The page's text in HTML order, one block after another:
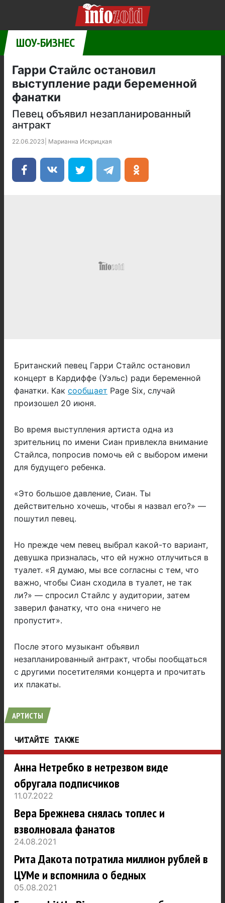
ШОУ-БИЗНЕС
Гарри Стайлс остановил
выступление ради беременной
фанатки
Певец объявил незапланированный
антракт
22.06.2023 Марианна Искрицкая
Британский певец Гарри Стайлс остановил
концерт в Кардиффе (Уэльс) ради беременной
фанатки. Как сообщает Page Six, случай
произошел 20 июня.
Во время выступления артиста одна из
зрительниц по имени Сиан привлекла внимание
Стайлса, попросив помочь ей с выбором имени
для будущего ребенка.
«Это большое давление, Сиан. Ты
действительно хочешь, чтобы я назвал его?» —
пошутил певец.
Но прежде чем певец выбрал какой-то вариант,
девушка призналась, что ей нужно отлучиться в
туалет. «Я думаю, мы все согласны с тем, что
важно, чтобы Сиан сходила в туалет, не так
ли?» — спросил Стайлс у аудитории, затем
заверил фанатку, что она «ничего не
пропустит».
После этого музыкант объявил
незапланированный антракт, чтобы пообщаться
с другими посетителями концерта и прочитать
их плакаты.
АРТИСТЫ
ЧИТАЙТЕ ТАКЖЕ
Анна Нетребко в нетрезвом виде
обругала подписчиков
11.07.2022
Вера Брежнева снялась топлес и
взволновала фанатов
24.08.2021
Рита Дакота потратила миллион рублей в
ЦУМе и вспомнила о бедных
05.08.2021